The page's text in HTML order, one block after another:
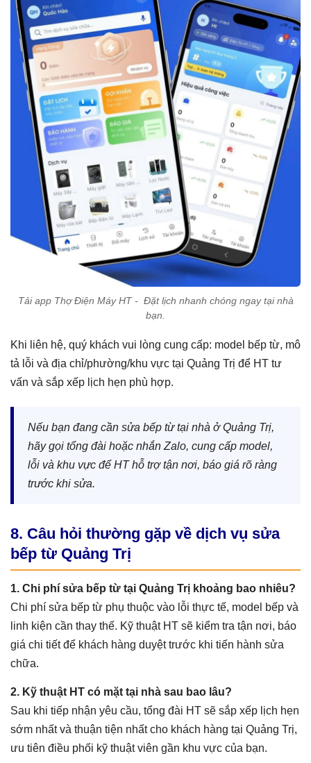
Tải app Thợ Điện Máy HT - Đặt lịch nhanh chóng ngay tại nhà
bạn.
Khi liên hệ, quý khách vui lòng cung cấp: model bếp từ, mô
tả lỗi và địa chỉ/phường/khu vực tại Quảng Trị để HT tư
vấn và sắp xếp lịch hẹn phù hợp.
Nếu bạn đang cần sửa bếp từ tại nhà ở Quảng Trị,
hãy gọi tổng đài hoặc nhắn Zalo, cung cấp model,
lỗi và khu vực để HT hỗ trợ tận nơi, báo giá rõ ràng
trước khi sửa.
8. Câu hỏi thường gặp về dịch vụ sửa
bếp từ Quảng Trị
1. Chi phí sửa bếp từ tại Quảng Trị khoảng bao nhiêu?
Chi phí sửa bếp từ phụ thuộc vào lỗi thực tế, model bếp và
linh kiện cần thay thế. Kỹ thuật HT sẽ kiểm tra tận nơi, báo
giá chi tiết để khách hàng duyệt trước khi tiến hành sửa
chữa.
2. Kỹ thuật HT có mặt tại nhà sau bao lâu?
Sau khi tiếp nhận yêu cầu, tổng đài HT sẽ sắp xếp lịch hẹn
sớm nhất và thuận tiện nhất cho khách hàng tại Quảng Trị,
ưu tiên điều phối kỹ thuật viên gần khu vực của bạn.